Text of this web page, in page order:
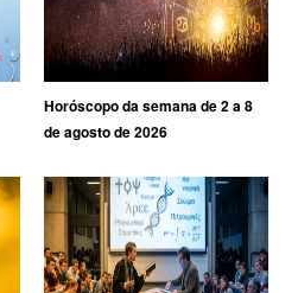
Horóscopo da semana de 2 a 8
de agosto de 2026